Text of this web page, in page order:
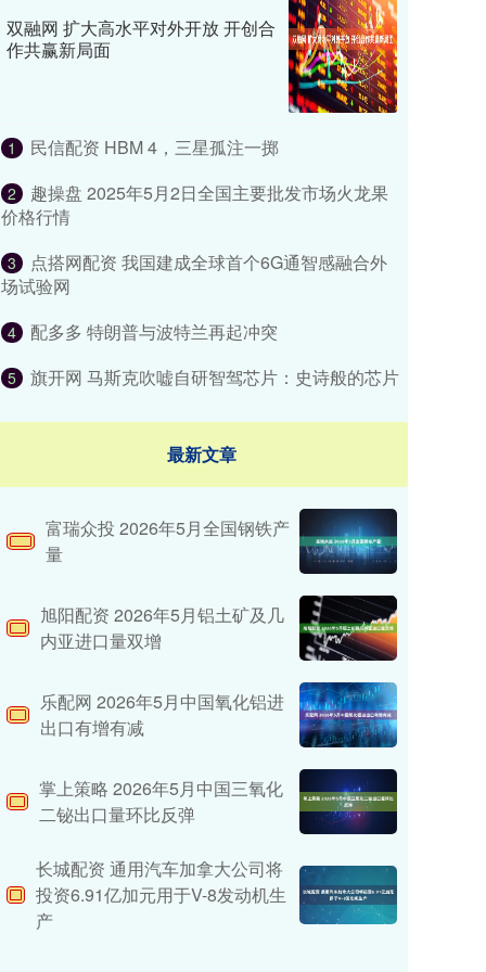
双融网 扩大高水平对外开放 开创合
作共赢新局面
1 民信配资 HBM 4，三星孤注一掷
2
趣操盘 2025年5月2日全国主要批发市场火龙果
价格行情
3
点搭网配资 我国建成全球首个6G通智感融合外
场试验网
4 配多多 特朗普与波特兰再起冲突
5 旗开网 马斯克吹嘘自研智驾芯片：史诗般的芯片
最新文章
富瑞众投 2026年5月全国钢铁产
量
旭阳配资 2026年5月铝土矿及几
内亚进口量双增
乐配网 2026年5月中国氧化铝进
出口有增有减
掌上策略 2026年5月中国三氧化
二铋出口量环比反弹
长城配资 通用汽车加拿大公司将
投资6.91亿加元用于V-8发动机生
产